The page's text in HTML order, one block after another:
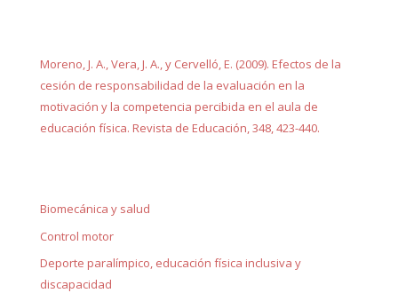
Moreno, J. A., Vera, J. A., y Cervelló, E. (2009). Efectos de la
cesión de responsabilidad de la evaluación en la
motivación y la competencia percibida en el aula de
educación física. Revista de Educación, 348, 423-440.
Biomecánica y salud
Control motor
Deporte paralímpico, educación física inclusiva y
discapacidad